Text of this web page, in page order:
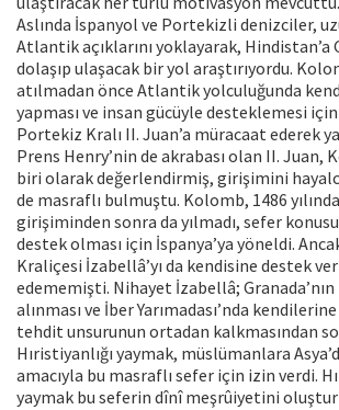
Aslında İspanyol ve Portekizli denizciler,
Atlantik açıklarını yoklayarak, Hindistan’a
dolaşıp ulaşacak bir yol araştırıyordu.
atılmadan önce Atlantik yolculuğunda
yapması ve insan gücüyle desteklemesi
Portekiz Kralı II. Juan’a müracaat ederek
Prens Henry’nin de akrabası olan II. Juan,
biri olarak değerlendirmiş, girişimini
de masraflı bulmuştu. Kolomb, 1486
girişiminden sonra da yılmadı, sefer
destek olması için İspanya’ya yöneldi.
Kraliçesi İzabellâ’yı da kendisine destek
edememişti. Nihayet İzabellâ;
alınması ve İber Yarımadası’nda
tehdit unsurunun ortadan kalkmasından
Hıristiyanlığı yaymak, müslümanlara
amacıyla bu masraflı sefer için izin verdi.
yaymak bu seferin dînî meşrûiyetini